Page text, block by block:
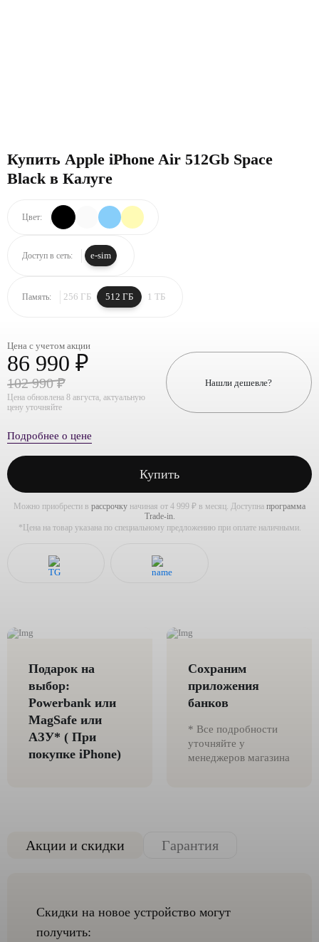
Купить Apple iPhone Air 512Gb Space
Black в Калуге
Цвет:
Доступ в сеть: e-sim
Память: 256 ГБ 512 ГБ 1 ТБ
Цена с учетом акции
86 990 ₽
102 990 ₽
Цена обновлена 8 августа, актуальную
цену уточняйте
Нашли дешевле?
Подробнее о цене
Купить
Можно приобрести в рассрочку начиная от 4 999 ₽ в месяц. Доступна программа
Trade-in.
*Цена на товар указана по специальному предложению при оплате наличными.
Подарок на
выбор:
Powerbank или
MagSafe или
AЗУ* ( При
покупке iPhone)
Сохраним
приложения
банков
* Все подробности
уточняйте у
менеджеров магазина
Акции и скидки Гарантия
Скидки на новое устройство могут
получить: